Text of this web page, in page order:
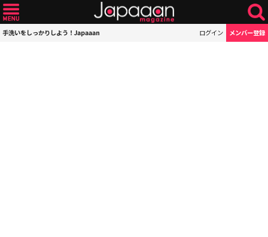
手洗いをしっかりしよう！Japaaan ログイン メンバー登録